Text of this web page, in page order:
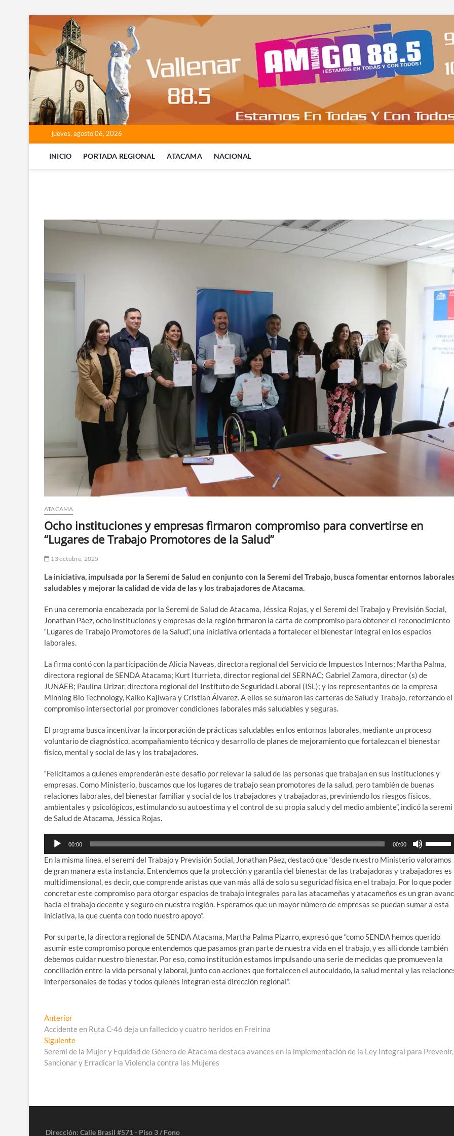
contenido
jueves, agosto 06, 2026
INICIO PORTADA REGIONAL ATACAMA NACIONAL
ATACAMA
Ocho instituciones y empresas firmaron compromiso para convertirse en
“Lugares de Trabajo Promotores de la Salud”
13 octubre, 2025
La iniciativa, impulsada por la Seremi de Salud en conjunto con la Seremi del Trabajo, busca fomentar entornos laborales
saludables y mejorar la calidad de vida de las y los trabajadores de Atacama.
En una ceremonia encabezada por la Seremi de Salud de Atacama, Jéssica Rojas, y el Seremi del Trabajo y Previsión Social,
Jonathan Páez, ocho instituciones y empresas de la región firmaron la carta de compromiso para obtener el reconocimiento
“Lugares de Trabajo Promotores de la Salud”, una iniciativa orientada a fortalecer el bienestar integral en los espacios
laborales.
La firma contó con la participación de Alicia Naveas, directora regional del Servicio de Impuestos Internos; Martha Palma,
directora regional de SENDA Atacama; Kurt Iturrieta, director regional del SERNAC; Gabriel Zamora, director (s) de
JUNAEB; Paulina Urizar, directora regional del Instituto de Seguridad Laboral (ISL); y los representantes de la empresa
Minning Bio Technology, Kaiko Kajiwara y Cristian Álvarez. A ellos se sumaron las carteras de Salud y Trabajo, reforzando el
compromiso intersectorial por promover condiciones laborales más saludables y seguras.
El programa busca incentivar la incorporación de prácticas saludables en los entornos laborales, mediante un proceso
voluntario de diagnóstico, acompañamiento técnico y desarrollo de planes de mejoramiento que fortalezcan el bienestar
físico, mental y social de las y los trabajadores.
“Felicitamos a quienes emprenderán este desafío por relevar la salud de las personas que trabajan en sus instituciones y
empresas. Como Ministerio, buscamos que los lugares de trabajo sean promotores de la salud, pero también de buenas
relaciones laborales, del bienestar familiar y social de los trabajadores y trabajadoras, previniendo los riesgos físicos,
ambientales y psicológicos, estimulando su autoestima y el control de su propia salud y del medio ambiente”, indicó la seremi
de Salud de Atacama, Jéssica Rojas.
Reproductor
audio
00:00 00:00
teclas
de
flecha
arriba/
para
disminuir
el
volumen.
En la misma línea, el seremi del Trabajo y Previsión Social, Jonathan Páez, destacó que “desde nuestro Ministerio valoramos
de gran manera esta instancia. Entendemos que la protección y garantía del bienestar de las trabajadoras y trabajadores es
multidimensional, es decir, que comprende aristas que van más allá de solo su seguridad física en el trabajo. Por lo que poder
concretar este compromiso para otorgar espacios de trabajo integrales para las atacameñas y atacameños es un gran
hacia el trabajo decente y seguro en nuestra región. Esperamos que un mayor número de empresas se puedan sumar a esta
iniciativa, la que cuenta con todo nuestro apoyo”.
Por su parte, la directora regional de SENDA Atacama, Martha Palma Pizarro, expresó que “como SENDA hemos querido
asumir este compromiso porque entendemos que pasamos gran parte de nuestra vida en el trabajo, y es allí donde también
debemos cuidar nuestro bienestar. Por eso, como institución estamos impulsando una serie de medidas que promueven la
conciliación entre la vida personal y laboral, junto con acciones que fortalecen el autocuidado, la salud mental y las
interpersonales de todas y todos quienes integran esta dirección regional”.
Navegación
de
entradas
AnteriorEntrada
anterior:
Accidente en Ruta C-46 deja un fallecido y cuatro heridos en Freirina
SiguienteEntrada
siguiente:
Seremi de la Mujer y Equidad de Género de Atacama destaca avances en la implementación de la Ley Integral para Prevenir,
Sancionar y Erradicar la Violencia contra las Mujeres
Dirección: Calle Brasil #571 - Piso 3 / Fono